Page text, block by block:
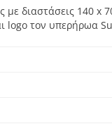
με διαστάσεις 140 x
logo τον υπερήρωα